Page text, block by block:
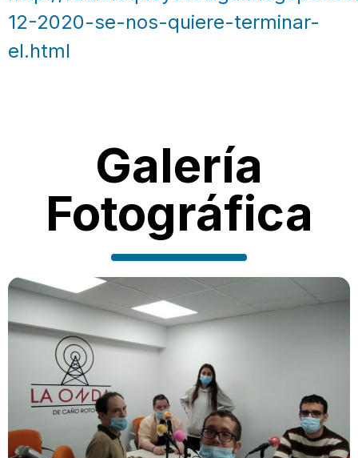
12-2020-se-nos-quiere-terminar-
el.html
Galería
Fotográfica